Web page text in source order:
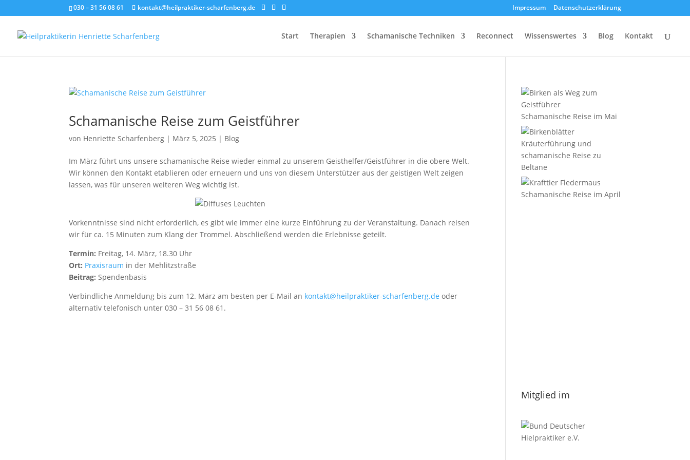
030 – 31 56 08 61 kontakt@heilpraktiker-scharfenberg.de Impressum Datenschutzerklärung
Start Therapien Schamanische Techniken Reconnect Wissenswertes Blog Kontakt
Schamanische Reise zum Geistführer
von Henriette Scharfenberg | März 5, 2025 | Blog
Im März führt uns unsere schamanische Reise wieder einmal zu unserem Geisthelfer/Geistführer in die obere Welt.
Wir können den Kontakt etablieren oder erneuern und uns von diesem Unterstützer aus der geistigen Welt zeigen
lassen, was für unseren weiteren Weg wichtig ist.
Vorkenntnisse sind nicht erforderlich, es gibt wie immer eine kurze Einführung zu der Veranstaltung. Danach reisen
wir für ca. 15 Minuten zum Klang der Trommel. Abschließend werden die Erlebnisse geteilt.
Termin: Freitag, 14. März, 18.30 Uhr
Ort: Praxisraum in der Mehlitzstraße
Beitrag: Spendenbasis
Verbindliche Anmeldung bis zum 12. März am besten per E-Mail an kontakt@heilpraktiker-scharfenberg.de oder
alternativ telefonisch unter 030 – 31 56 08 61.
Schamanische Reise im Mai
Kräuterführung und
schamanische Reise zu
Beltane
Schamanische Reise im April
Mitglied im